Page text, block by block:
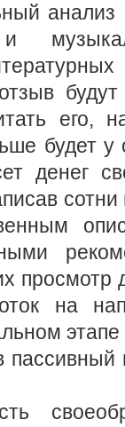
анализ
будут
его,
будет у
денег
на